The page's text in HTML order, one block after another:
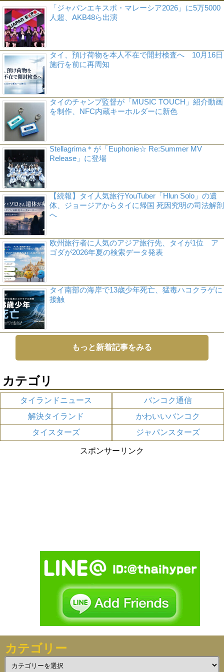
「ジャパンエキスポ・マレーシア2026」に5万5000
人超、AKB48ら出演
タイ、預け荷物を本人不在で開封検査へ 10月16日
施行を前に再周知
タイのチャンプ監督が「MUSIC TOUCH」紹介動画
を制作、NFC内蔵キーホルダーに新色
Stellagrima＊が「Euphonie☆ Re:Summer MV
Release」に登場
【続報】タイ人気旅行YouTuber「Hlun Solo」の遺
体、ジョージアからタイに帰国 死因究明の司法解剖
へ
欧州旅行者に人気のアジア旅行先、タイが1位 ア
ゴダが2026年夏の検索データ発表
タイ南部の海岸で13歳少年死亡、猛毒ハコクラゲに
接触
もっと新着記事をみる
カテゴリ
タイランドニュース
バンコク通信
解決タイランド
かわいいバンコク
タイスターズ
ジャパンスターズ
スポンサーリンク
カテゴリー